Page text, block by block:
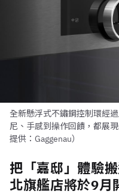
全新懸浮式不鏽鋼控制環經
尼、手感到操作回饋，都展
提供：Gaggenau）
把「嘉邸」體驗
北旗艦店將於9月